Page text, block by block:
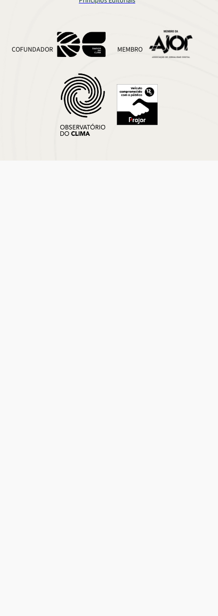
COFUNDADOR MEMBRO